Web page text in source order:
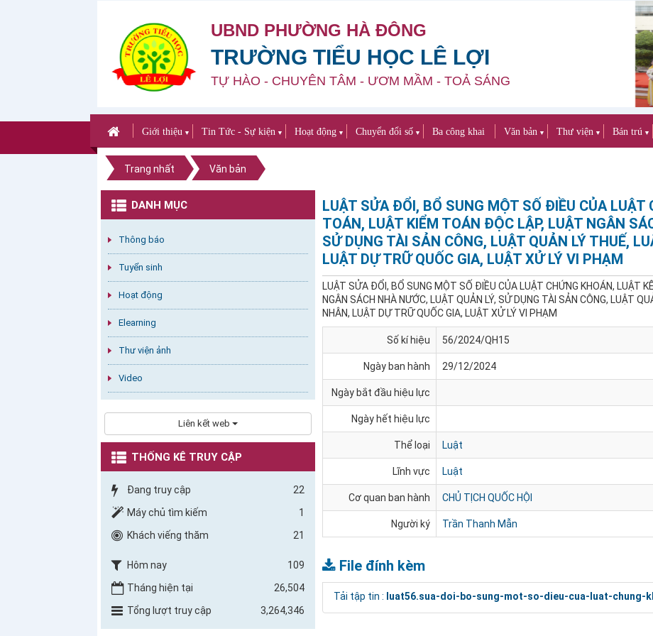
UBND PHƯỜNG HÀ ĐÔNG
TRƯỜNG TIỂU HỌC LÊ LỢI
TỰ HÀO - CHUYÊN TÂM - ƯƠM MẦM - TOẢ SÁNG
Giới thiệu ▼ Tin Tức - Sự kiện ▼ Hoạt động ▼ Chuyển đổi số ▼ Ba công khai Văn bản ▼ Thư viện ▼ Bán trú ▼
Trang nhất Văn bản
LUẬT SỬA ĐỔI, BỔ SUNG MỘT SỐ ĐIỀU CỦA LUẬT
TOÁN, LUẬT KIỂM TOÁN ĐỘC LẬP, LUẬT NGÂN
SỬ DỤNG TÀI SẢN CÔNG, LUẬT QUẢN LÝ THUẾ,
LUẬT DỰ TRỮ QUỐC GIA, LUẬT XỬ LÝ VI PHẠM
LUẬT SỬA ĐỔI, BỔ SUNG MỘT SỐ ĐIỀU CỦA LUẬT CHỨNG KHOÁN, LUẬT
NGÂN SÁCH NHÀ NƯỚC, LUẬT QUẢN LÝ, SỬ DỤNG TÀI SẢN CÔNG, LUẬT
NHÂN, LUẬT DỰ TRỮ QUỐC GIA, LUẬT XỬ LÝ VI PHẠM
Số kí hiệu 56/2024/QH15
Ngày ban hành 29/12/2024
Ngày bắt đầu hiệu lực
Ngày hết hiệu lực
Thể loại Luật
Lĩnh vực Luật
Cơ quan ban hành CHỦ TỊCH QUỐC HỘI
Người ký Trần Thanh Mẫn
File đính kèm
Tải tập tin : luat56.sua-doi-bo-sung-mot-so-dieu-cua-luat-chung-
DANH MỤC
Thông báo
Tuyển sinh
Hoạt động
Elearning
Thư viện ảnh
Video
Liên kết web
THỐNG KÊ TRUY CẬP
Đang truy cập
22
Máy chủ tìm kiếm
1
Khách viếng thăm
21
Hôm nay
109
Tháng hiện tại
26,504
Tổng lượt truy cập
3,264,346